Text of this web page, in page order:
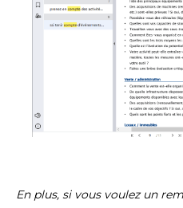
En plus, si vous voulez un